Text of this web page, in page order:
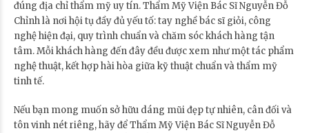
đúng địa chỉ thẩm mỹ uy tín. Thẩm Mỹ Viện Bác Sĩ Nguyễn Đỗ
Chỉnh là nơi hội tụ đầy đủ yếu tố: tay nghề bác sĩ giỏi, công
nghệ hiện đại, quy trình chuẩn và chăm sóc khách hàng tận
tâm. Mỗi khách hàng đến đây đều được xem như một tác phẩm
nghệ thuật, kết hợp hài hòa giữa kỹ thuật chuẩn và thẩm mỹ
tinh tế.
Nếu bạn mong muốn sở hữu dáng mũi đẹp tự nhiên, cân đối và
tôn vinh nét riêng, hãy để Thẩm Mỹ Viện Bác Sĩ Nguyễn Đỗ